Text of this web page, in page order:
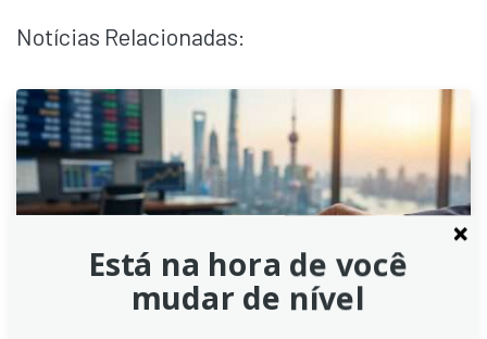
Notícias Relacionadas:
Está na hora de você
mudar de nível